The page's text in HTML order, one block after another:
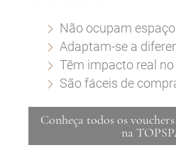
Não ocupam espaço
Adaptam-se a
Têm impacto real
São fáceis de
Conheça todos os
na